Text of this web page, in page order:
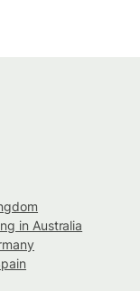
in Australia